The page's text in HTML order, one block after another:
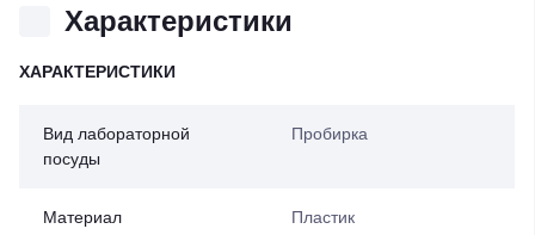
Характеристики
ХАРАКТЕРИСТИКИ
Вид лабораторной
посуды
Пробирка
Материал Пластик